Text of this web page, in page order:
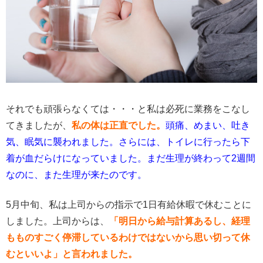
それでも頑張らなくては・・・と私は必死に業務をこなし
てきましたが、 私の体は正直でした。 頭痛、めまい、吐き
気、眠気に襲われました。さらには、トイレに行ったら下
着が血だらけになっていました。まだ生理が終わって2週間
なのに、また生理が来たのです。
5月中旬、私は上司からの指示で1日有給休暇で休むことに
しました。上司からは、
「明日から給与計算あるし、経理
もものすごく停滞しているわけではないから思い切って休
むといいよ」と言われました。